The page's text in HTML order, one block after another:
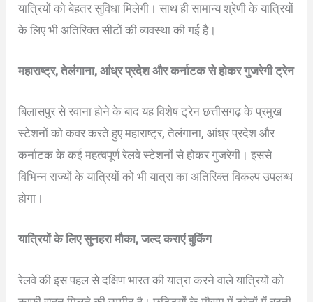
यात्रियों को बेहतर सुविधा मिलेगी। साथ ही सामान्य श्रेणी के यात्रियों
के लिए भी अतिरिक्त सीटों की व्यवस्था की गई है।
महाराष्ट्र, तेलंगाना, आंध्र प्रदेश और कर्नाटक से होकर गुजरेगी ट्रेन
बिलासपुर से रवाना होने के बाद यह विशेष ट्रेन छत्तीसगढ़ के प्रमुख
स्टेशनों को कवर करते हुए महाराष्ट्र, तेलंगाना, आंध्र प्रदेश और
कर्नाटक के कई महत्वपूर्ण रेलवे स्टेशनों से होकर गुजरेगी। इससे
विभिन्न राज्यों के यात्रियों को भी यात्रा का अतिरिक्त विकल्प उपलब्ध
होगा।
यात्रियों के लिए सुनहरा मौका, जल्द कराएं बुकिंग
रेलवे की इस पहल से दक्षिण भारत की यात्रा करने वाले यात्रियों को